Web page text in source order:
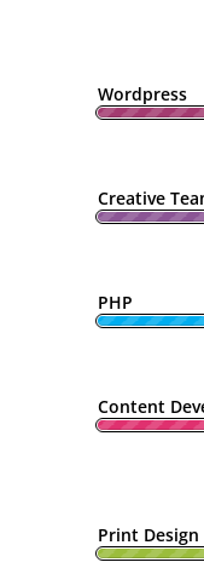
Wordpress
Creative
PHP
Content
Print Design